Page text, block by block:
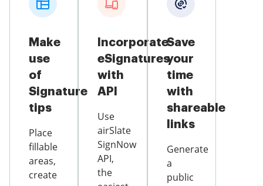
Make
use
of
Signature
tips
Place
fillable
areas,
create
Incorporate
eSignatures
with
API
Use
airSlate
SignNow
API,
the
Save
your
time
with
shareable
links
Generate
a
public